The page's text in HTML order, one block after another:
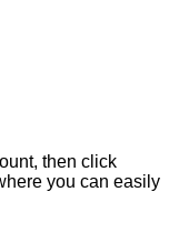
then click
you can easily